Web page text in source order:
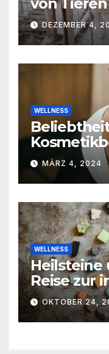
Tierschutz
DEZEMBER 4,
WELLNESS
derMÄRZ 4, 2024
WELLNESS
Heilsteine
Reise zur
OKTOBER 24,